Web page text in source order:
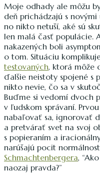
Moje odhady ale môžu
deň prichádzajú s
no nikto netuší, aké sú
len malá časť populácie.
nakazených boli
o tom. Situáciu
testovaných, ktorá môže
ďalšie neistoty spojené s
nikto nevie, čo sa v
Buďme si vedomí dvoch
v ľudskom správaní.
nabaľovať sa, ignorovať
a pretvárať svet na svoj
s popieraním a
narúšajú pocit
Schmachtenbergera,
naozaj pravda?”